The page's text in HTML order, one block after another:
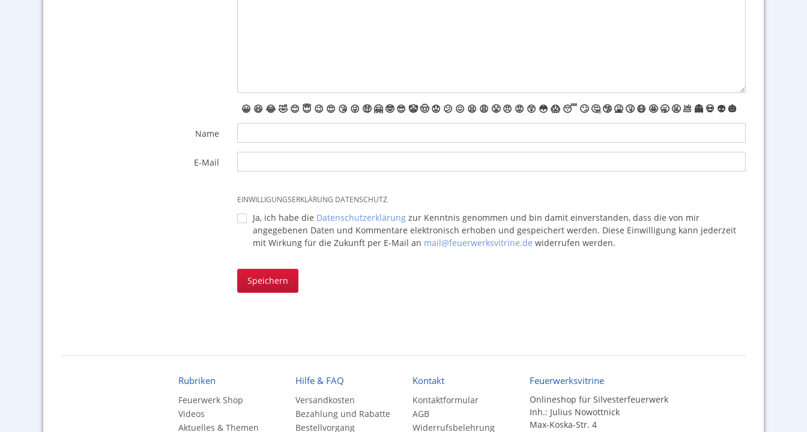
😀 😆 😂🤣 😊 😇 😉 😍 😘 😜 🤑 🤗 🤓 😎 🤡🤠 😟 😕 😖 😫 😩 😤 😠 😡 😲 😳 😱 😴 🙄 🤔 🤥 🤮 🤧 😷 🤩 🥱 🤬 💩 👻 💀 👽 🎃
Name
E-Mail
EINWILLIGUNGSERKLÄRUNG DATENSCHUTZ
Ja, ich habe die Datenschutzerklärungzur Kenntnis genommen und bin damit einverstanden, dass die von mir
angegebenen Daten und Kommentare elektronisch erhoben und gespeichert werden. Diese Einwilligung kann jederzeit
mit Wirkung für die Zukunft per E-Mail an mail@feuerwerksvitrine.de widerrufen werden.
Speichern
Rubriken
Feuerwerk Shop
Videos
Aktuelles & Themen
Hilfe & FAQ
Versandkosten
Bezahlung und Rabatte
Bestellvorgang
Kontakt
Kontaktformular
AGB
Widerrufsbelehrung
Feuerwerksvitrine
Onlineshop für Silvesterfeuerwerk
Inh.: Julius Nowottnick
Max-Koska-Str. 4